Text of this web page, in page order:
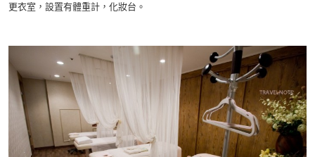
更衣室，設置有體重計，化妝台。